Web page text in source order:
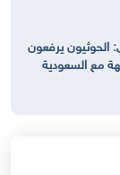
الحوثيون يرفعون
مع السعودية